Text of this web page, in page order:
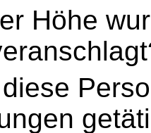
Höhe